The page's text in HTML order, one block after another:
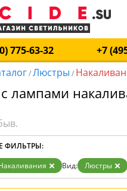
775-63-32
+7
/Люстры /
лампами
ФИЛЬТРЫ:
Вид: Люстры